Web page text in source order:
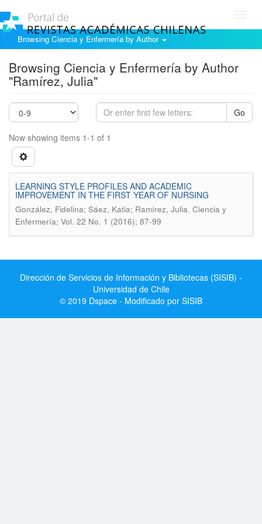
Browsing Ciencia y Enfermería by Author
Browsing Ciencia y Enfermería by Author
"Ramírez, Julia"
Go
Now showing items 1-1 of 1
LEARNING STYLE PROFILES AND ACADEMIC
IMPROVEMENT IN THE FIRST YEAR OF NURSING
González, Fidelina; Sáez, Katia; Ramírez, Julia. Ciencia y
Enfermería; Vol. 22 No. 1 (2016); 87-99
Dirección de Servicios de Información y Bibliotecas (SISIB) -
Universidad de Chile
© 2019 Dspace - Modificado por SISIB